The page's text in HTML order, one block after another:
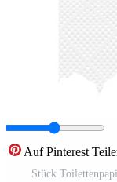
Auf Pinterest
Stück